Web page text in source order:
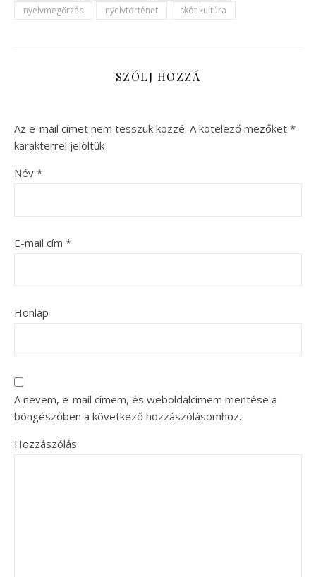
nyelvmegőrzés
nyelvtörténet skót kultúra
SZÓLJ HOZZÁ
Az e-mail címet nem tesszük közzé. A kötelező mezőket *
karakterrel jelöltük
Név *
E-mail cím *
Honlap
A nevem, e-mail címem, és weboldalcímem mentése a
böngészőben a következő hozzászólásomhoz.
Hozzászólás